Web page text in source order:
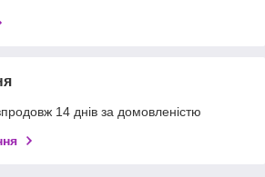
14 днів за домовленістю